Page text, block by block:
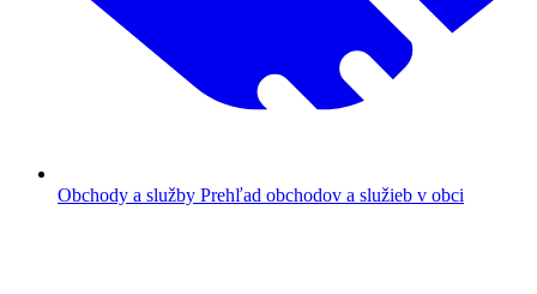
Obchody a služby Prehľad obchodov a služieb v obci